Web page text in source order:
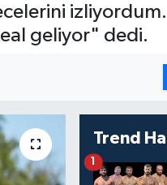
geliyor" dedi.
Trend
1